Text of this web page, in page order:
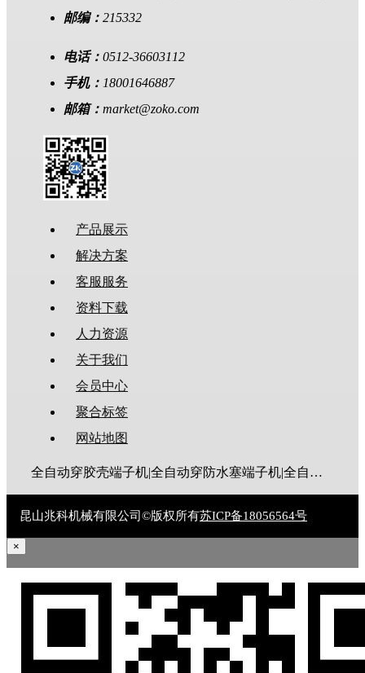
邮编： 215332
电话： 0512-36603112
手机： 18001646887
邮箱： market@zoko.com
产品展示
解决方案
客服服务
资料下载
人力资源
关于我们
会员中心
聚合标签
网站地图
全自动穿胶壳端子机|全自动穿防水塞端子机|全自动穿热缩管端子机|全自动穿护套端子机|全自动穿号码管端子机|全自动端子机|全自动穿防水栓端子机|端子压着机|端子压接机|静音端子机|多芯线端子机|护套线端子机|全自动排线端子机|新能源大平方压接机|电脑剥线机|自动剥线机|裁线机|剥线机
昆山兆科机械有限公司©版权所有苏ICP备18056564号
×